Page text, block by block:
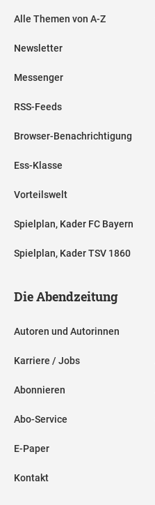
Alle Themen von A-Z
Newsletter
Messenger
RSS-Feeds
Browser-Benachrichtigung
Ess-Klasse
Vorteilswelt
Spielplan, Kader FC Bayern
Spielplan, Kader TSV 1860
Die Abendzeitung
Autoren und Autorinnen
Karriere / Jobs
Abonnieren
Abo-Service
E-Paper
Kontakt